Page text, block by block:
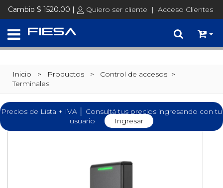
Cambio $ 1520.00 | Quiero ser cliente | Acceso Clientes
Inicio > Productos > Control de accesos >
Terminales
Precios de Lista + IVA │ Consultá tus precios ingresando con tu
usuario
Ingresar